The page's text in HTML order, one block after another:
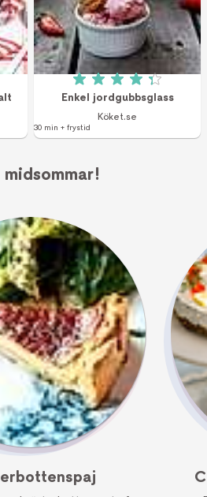
(4 röster) Betyg: 4.3 av 5
Enkel jordgubbsglass
Köket.se
30 min + frystid